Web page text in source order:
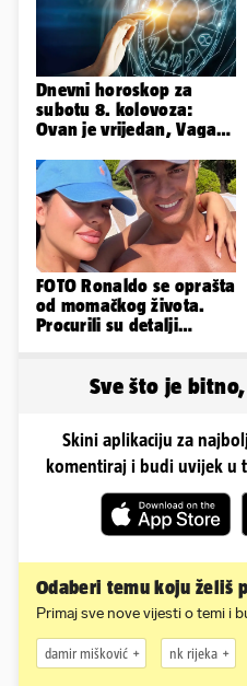
Dnevni horoskop za
subotu 8. kolovoza:
Ovan je vrijedan, Vaga
FOTO Ronaldo se oprašta
od momačkog života.
Procurili su detalji
Sve što je
Skini aplikaciju za
komentiraj i budi uvijek u
Odaberi temu koju želiš
Primaj sve nove vijesti o temi i
damir mišković nk rijeka